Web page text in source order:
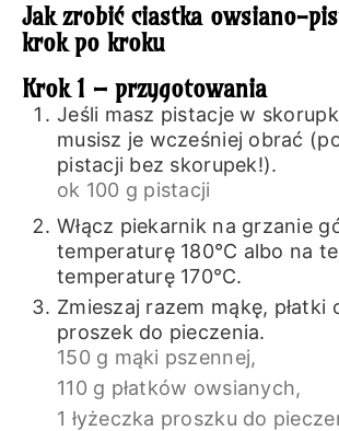
Jak zrobić ciastka owsiano-
krok po kroku
Krok 1 – przygotowania
Jeśli masz pistacje w
musisz je wcześniej obrać
pistacji bez skorupek!).
ok 100 g pistacji
Włącz piekarnik na grzanie
temperaturę 180℃ albo na
temperaturę 170℃.
Zmieszaj razem mąkę, płatki
proszek do pieczenia.
150 g mąki pszennej,
110 g płatków owsianych,
1 łyżeczka proszku do